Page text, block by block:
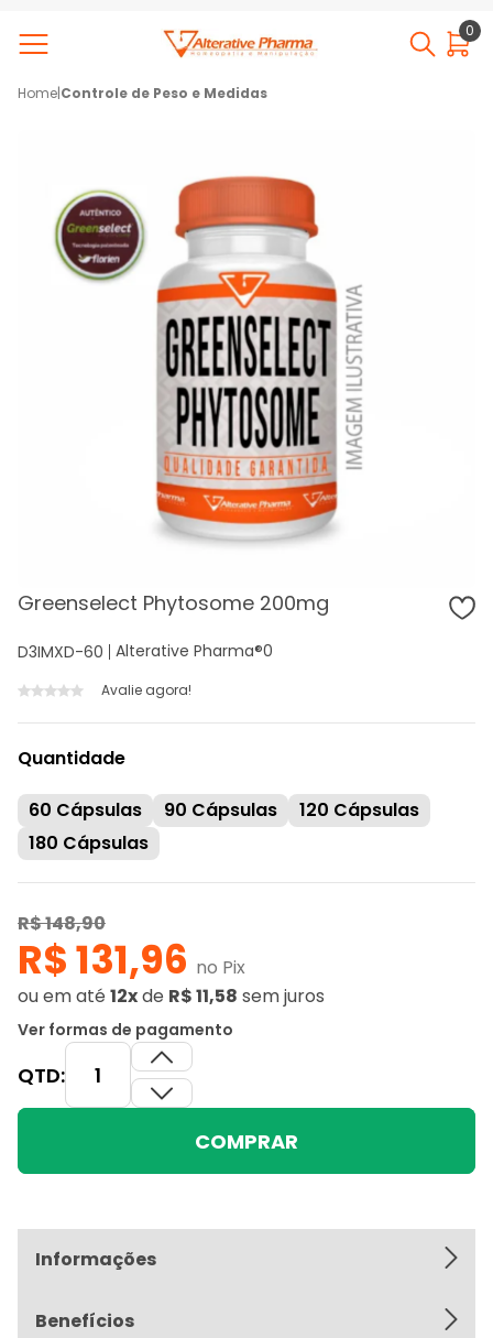
0
Home|Controle de Peso e Medidas
Greenselect Phytosome 200mg
D3IMXD-60 Alterative Pharma®0
Avalie agora!
R$ 148,90
R$ 131,96 no Pix
ouem até 12xde R$ 11,58 sem juros
Ver formas de pagamento
Quantidade
60 Cápsulas 90 Cápsulas
120 Cápsulas
180 Cápsulas
QTD:
COMPRAR
Informações
Benefícios